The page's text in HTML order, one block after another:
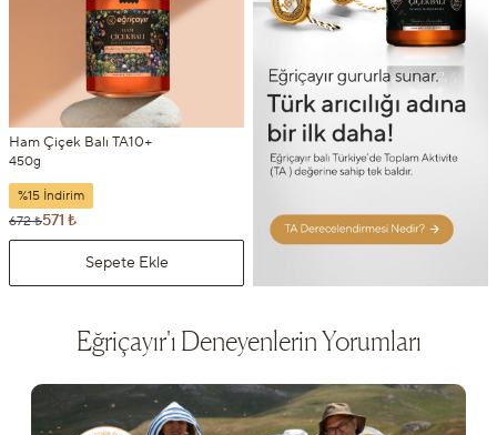
Ham Çiçek Balı TA10+
450g
%15 İndirim
672 ₺571 ₺
Sepete Ekle
Eğriçayır'ı Deneyenlerin Yorumları